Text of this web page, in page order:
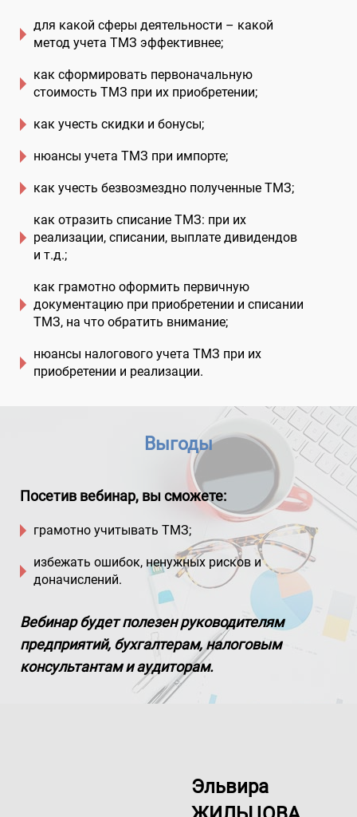
для какой сферы деятельности – какой
метод учета ТМЗ эффективнее;
как сформировать первоначальную
стоимость ТМЗ при их приобретении;
как учесть скидки и бонусы;
нюансы учета ТМЗ при импорте;
как учесть безвозмездно полученные ТМЗ;
как отразить списание ТМЗ: при их
реализации, списании, выплате дивидендов
и т.д.;
как грамотно оформить первичную
документацию при приобретении и списании
ТМЗ, на что обратить внимание;
нюансы налогового учета ТМЗ при их
приобретении и реализации.
Выгоды
Посетив вебинар, вы сможете:
грамотно учитывать ТМЗ;
избежать ошибок, ненужных рисков и
доначислений.
Вебинар будет полезен руководителям
предприятий, бухгалтерам, налоговым
консультантам и аудиторам.
Эльвира